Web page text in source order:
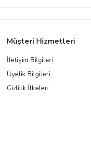
Müşteri Hizmetleri
İletişim Bilgileri
Üyelik Bilgileri
Gizlilik İlkeleri